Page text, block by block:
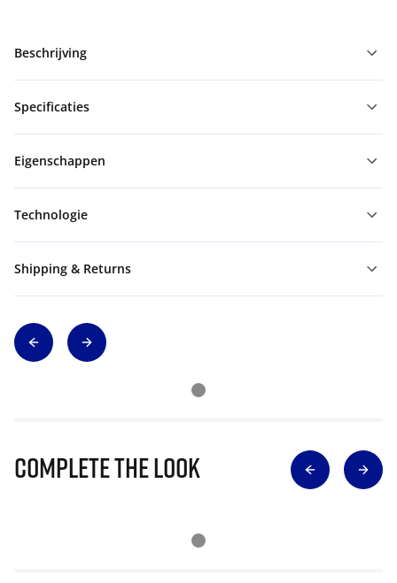
Beschrijving
Specificaties
Eigenschappen
Technologie
Shipping & Returns
Complete The Look